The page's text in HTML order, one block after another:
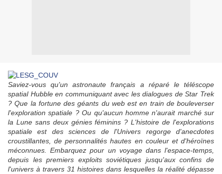
Saviez-vous qu'un astronaute français a réparé le téléscope
spatial Hubble en communiquant avec les dialogues de Star Trek
? Que la fortune des géants du web est en train de bouleverser
l'exploration spatiale ? Ou qu'aucun homme n'aurait marché sur
la Lune sans deux génies féminins ? L'histoire de l'explorations
spatiale est des sciences de l'Univers regorge d'anecdotes
croustillantes, de personnalités hautes en couleur et d'héroïnes
méconnues. Embarquez pour un voyage dans l'espace-temps,
depuis les premiers exploits soviétiques jusqu'aux confins de
l'univers à travers 31 histoires dans lesquelles la réalité dépasse